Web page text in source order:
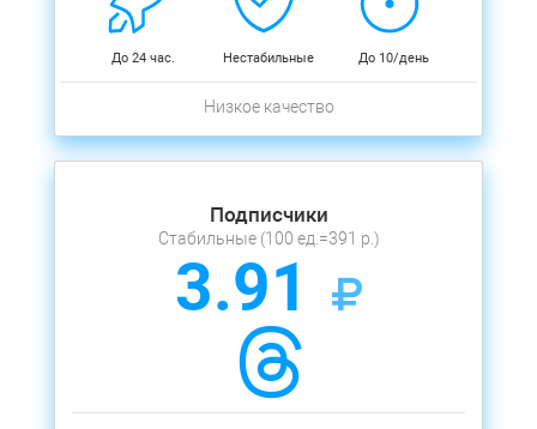
До 24 час. Нестабильные До 10/день
Низкое качество
Подписчики
Стабильные (100 ед.=391 р.)
3.91